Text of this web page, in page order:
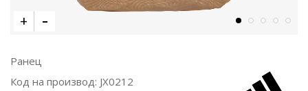
Ранец
Код на производ: JX0212